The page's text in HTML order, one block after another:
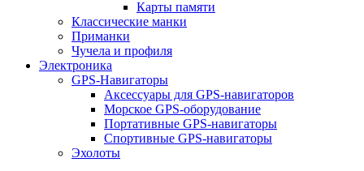
Карты памяти
Классические манки
Приманки
Чучела и профиля
Электроника
GPS-Навигаторы
Аксессуары для GPS-навигаторов
Морское GPS-оборудование
Портативные GPS-навигаторы
Спортивные GPS-навигаторы
Эхолоты